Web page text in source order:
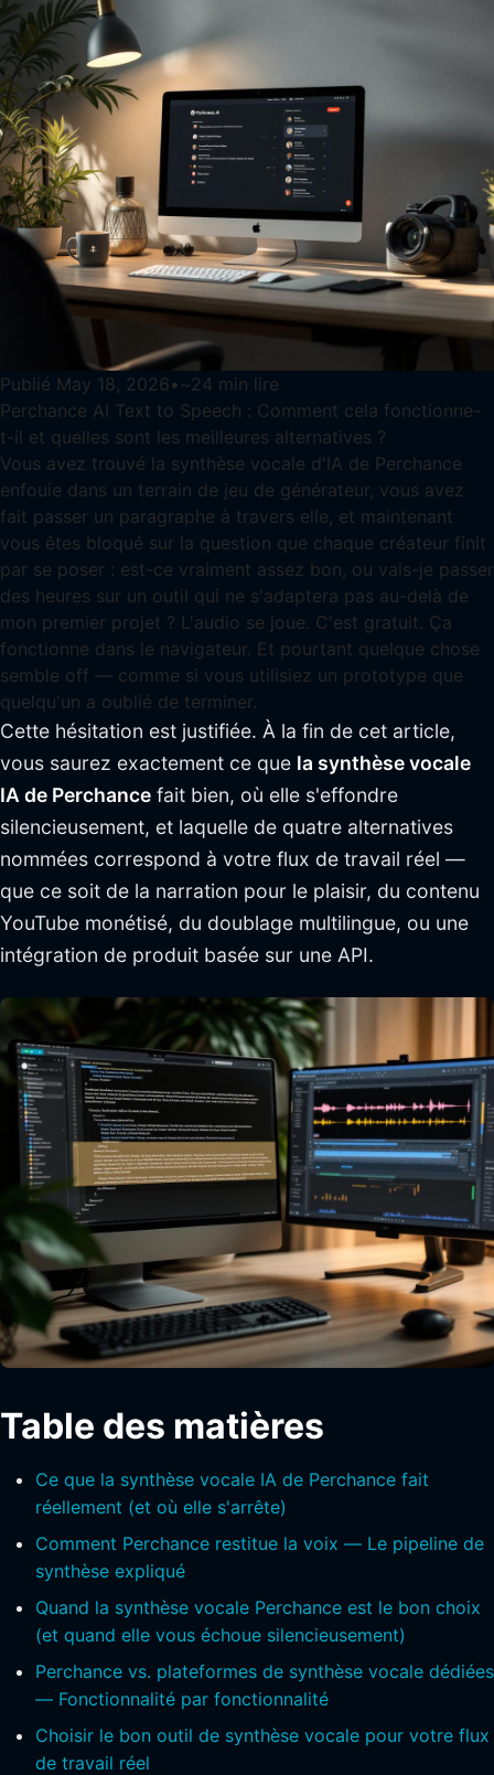
Publié May 18, 2026• ~24 min lire
Perchance AI Text to Speech : Comment cela fonctionne-
t-il et quelles sont les meilleures alternatives ?
Vous avez trouvé la synthèse vocale d'IA de Perchance
enfouie dans un terrain de jeu de générateur, vous avez
fait passer un paragraphe à travers elle, et maintenant
vous êtes bloqué sur la question que chaque créateur finit
par se poser : est-ce vraiment assez bon, ou vais-je passer
des heures sur un outil qui ne s'adaptera pas au-delà de
mon premier projet ? L'audio se joue. C'est gratuit. Ça
fonctionne dans le navigateur. Et pourtant quelque chose
semble off — comme si vous utilisiez un prototype que
quelqu'un a oublié de terminer.
Cette hésitation est justifiée. À la fin de cet article,
vous saurez exactement ce que la synthèse vocale
IA de Perchance fait bien, où elle s'effondre
silencieusement, et laquelle de quatre alternatives
nommées correspond à votre flux de travail réel —
que ce soit de la narration pour le plaisir, du contenu
YouTube monétisé, du doublage multilingue, ou une
intégration de produit basée sur une API.
Table des matières
Ce que la synthèse vocale IA de Perchance fait
réellement (et où elle s'arrête)
Comment Perchance restitue la voix — Le pipeline de
synthèse expliqué
Quand la synthèse vocale Perchance est le bon choix
(et quand elle vous échoue silencieusement)
Perchance vs. plateformes de synthèse vocale dédiées
— Fonctionnalité par fonctionnalité
Choisir le bon outil de synthèse vocale pour votre flux
de travail réel